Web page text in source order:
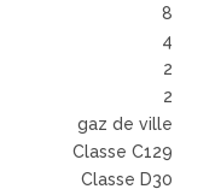
8
4
2
2
gaz de ville
Classe C129
Classe D30